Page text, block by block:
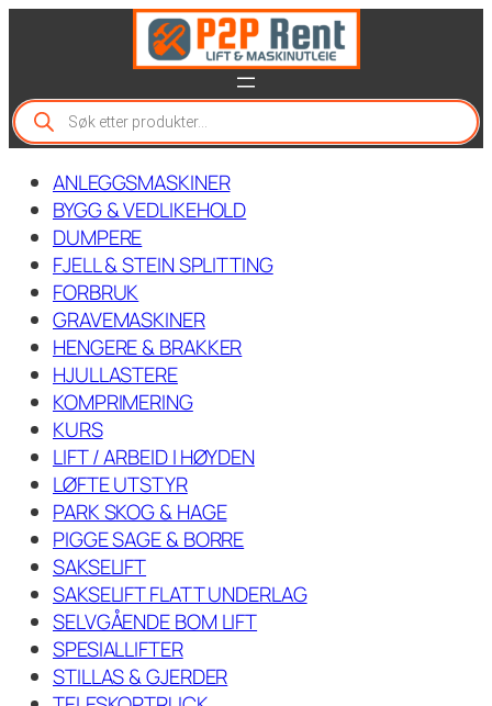
P
r
o
ANLEGGSMASKINER
BYGG & VEDLIKEHOLD
DUMPERE
FJELL & STEIN SPLITTING
FORBRUK
GRAVEMASKINER
HENGERE & BRAKKER
HJULLASTERE
KOMPRIMERING
KURS
LIFT / ARBEID I HØYDEN
LØFTE UTSTYR
PARK SKOG & HAGE
PIGGE SAGE & BORRE
SAKSELIFT
SAKSELIFT FLATT UNDERLAG
SELVGÅENDE BOM LIFT
SPESIALLIFTER
STILLAS & GJERDER